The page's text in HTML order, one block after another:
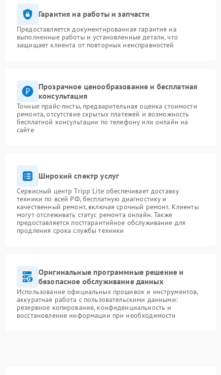
Гарантия на работы и запчасти
Предоставляется документированная гарантия на
выполненные работы и установленные детали, что
защищает клиента от повторных неисправностей
Прозрачное ценообразование и бесплатная
консультация
Точные прайс-листы, предварительная оценка стоимости
ремонта, отсутствие скрытых платежей и возможность
бесплатной консультации по телефону или онлайн на
сайте
Широкий спектр услуг
Сервисный центр Tripp Lite обеспечивает доставку
техники по всей РФ, бесплатную диагностику и
качественный ремонт, включая срочный ремонт. Клиенты
могут отслеживать статус ремонта онлайн. Также
предоставляется постгарантийное обслуживание для
продления срока службы техники
Оригинальные программные решение и
безопасное обслуживание данных
Использование официальных прошивок и инструментов,
аккуратная работа с пользовательскими данными:
резервное копирование, конфиденциальность и
восстановление информации при необходимости